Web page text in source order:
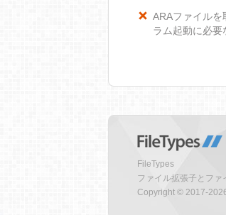
ARAファイル
ラム起動に必要
FileTypes
ファイル拡張子とファ
Copyright © 2017-